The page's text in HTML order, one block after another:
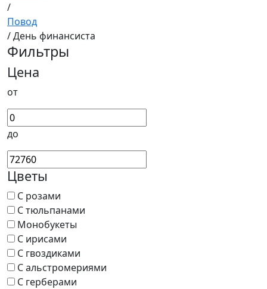
/
Повод
/ День финансиста
Фильтры
Цена
от
до
Цветы
С розами
С тюльпанами
Монобукеты
С ирисами
С гвоздиками
С альстромериями
С герберами